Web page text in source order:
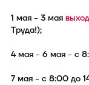
1 мая - 3 мая
Труда!);
4 мая - 6 мая - с
7 мая - с 8:00 до